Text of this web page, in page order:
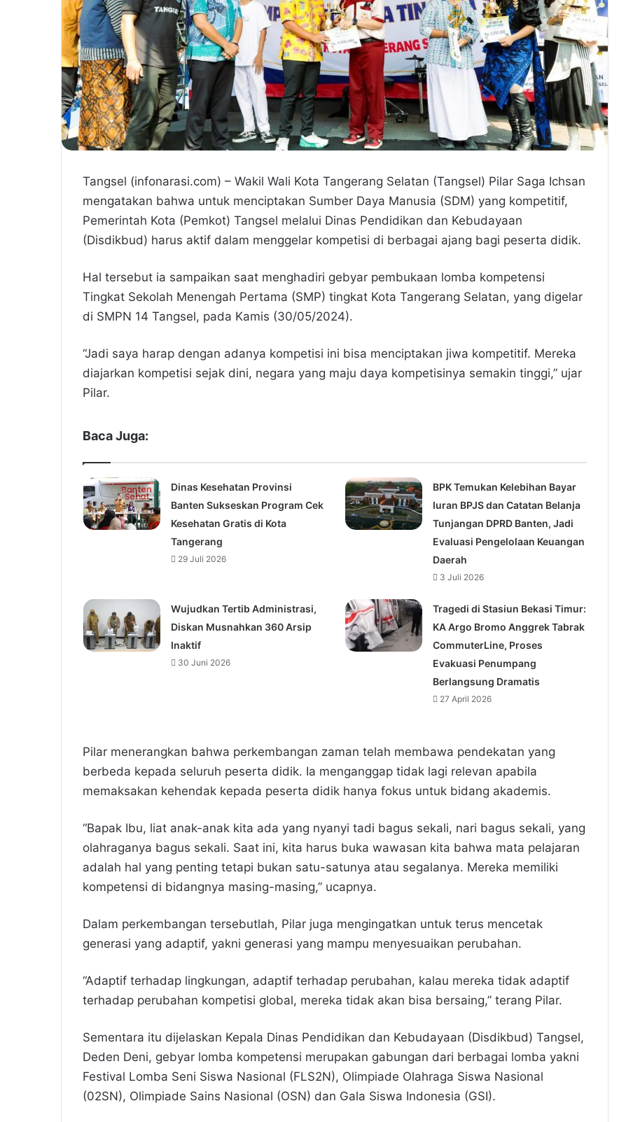
Tangsel (infonarasi.com) – Wakil Wali Kota Tangerang Selatan (Tangsel) Pilar Saga Ichsan
mengatakan bahwa untuk menciptakan Sumber Daya Manusia (SDM) yang kompetitif,
Pemerintah Kota (Pemkot) Tangsel melalui Dinas Pendidikan dan Kebudayaan
(Disdikbud) harus aktif dalam menggelar kompetisi di berbagai ajang bagi peserta didik.
Hal tersebut ia sampaikan saat menghadiri gebyar pembukaan lomba kompetensi
Tingkat Sekolah Menengah Pertama (SMP) tingkat Kota Tangerang Selatan, yang digelar
di SMPN 14 Tangsel, pada Kamis (30/05/2024).
“Jadi saya harap dengan adanya kompetisi ini bisa menciptakan jiwa kompetitif. Mereka
diajarkan kompetisi sejak dini, negara yang maju daya kompetisinya semakin tinggi,” ujar
Pilar.
Baca Juga:
Dinas Kesehatan Provinsi
Banten Sukseskan Program Cek
Kesehatan Gratis di Kota
Tangerang
29 Juli 2026
BPK Temukan Kelebihan Bayar
Iuran BPJS dan Catatan Belanja
Tunjangan DPRD Banten, Jadi
Evaluasi Pengelolaan Keuangan
Daerah
3 Juli 2026
Wujudkan Tertib Administrasi,
Diskan Musnahkan 360 Arsip
Inaktif
30 Juni 2026
Tragedi di Stasiun Bekasi Timur:
KA Argo Bromo Anggrek Tabrak
CommuterLine, Proses
Evakuasi Penumpang
Berlangsung Dramatis
27 April 2026
Pilar menerangkan bahwa perkembangan zaman telah membawa pendekatan yang
berbeda kepada seluruh peserta didik. Ia menganggap tidak lagi relevan apabila
memaksakan kehendak kepada peserta didik hanya fokus untuk bidang akademis.
“Bapak Ibu, liat anak-anak kita ada yang nyanyi tadi bagus sekali, nari bagus sekali, yang
olahraganya bagus sekali. Saat ini, kita harus buka wawasan kita bahwa mata pelajaran
adalah hal yang penting tetapi bukan satu-satunya atau segalanya. Mereka memiliki
kompetensi di bidangnya masing-masing,” ucapnya.
Dalam perkembangan tersebutlah, Pilar juga mengingatkan untuk terus mencetak
generasi yang adaptif, yakni generasi yang mampu menyesuaikan perubahan.
“Adaptif terhadap lingkungan, adaptif terhadap perubahan, kalau mereka tidak adaptif
terhadap perubahan kompetisi global, mereka tidak akan bisa bersaing,” terang Pilar.
Sementara itu dijelaskan Kepala Dinas Pendidikan dan Kebudayaan (Disdikbud) Tangsel,
Deden Deni, gebyar lomba kompetensi merupakan gabungan dari berbagai lomba yakni
Festival Lomba Seni Siswa Nasional (FLS2N), Olimpiade Olahraga Siswa Nasional
(02SN), Olimpiade Sains Nasional (OSN) dan Gala Siswa Indonesia (GSI).